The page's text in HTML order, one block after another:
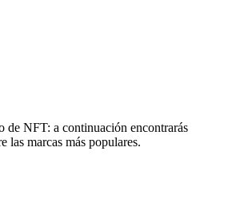
de NFT: a continuación encontrarás
las marcas más populares.